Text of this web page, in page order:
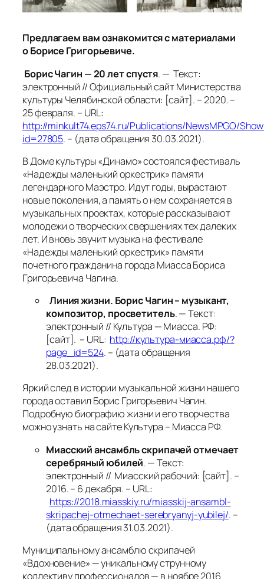
Предлагаем вам ознакомится с материалами
о Борисе Григорьевиче.
Борис Чагин — 20 лет спустя. — Текст:
электронный // Официальный сайт Министерства
культуры Челябинской области: [сайт]. – 2020. –
25 февраля. – URL:
http://minkult74.eps74.ru/Publications/NewsMPGO/
id=27805. – (дата обращения 30.03.2021).
В Доме культуры «Динамо» состоялся фестиваль
«Надежды маленький оркестрик» памяти
легендарного Маэстро. Идут годы, вырастают
новые поколения, а память о нем сохраняется в
музыкальных проектах, которые рассказывают
молодежи о творческих свершениях тех далеких
лет. И вновь звучит музыка на фестивале
«Надежды маленький оркестрик» памяти
почетного гражданина города Миасса Бориса
Григорьевича Чагина.
Линия жизни. Борис Чагин – музыкант,
композитор, просветитель. — Текст:
электронный // Культура — Миасса. РФ:
[сайт]. – URL: http://культура-миасса.рф/?
page_id=524. – (дата обращения
28.03.2021).
Яркий след в истории музыкальной жизни нашего
города оставил Борис Григорьевич Чагин.
Подробную биографию жизни и его творчества
можно узнать на сайте Культура – Миасса РФ.
Миасский ансамбль скрипачей отмечает
серебряный юбилей. — Текст:
электронный // Миасский рабочий: [сайт]. –
2016. – 6 декабря. – URL:
https://2018.miasskiy.ru/miasskij-ansambl-
skripachej-otmechaet-serebryanyj-yubilej/. –
(дата обращения 31.03.2021).
Муниципальному ансамблю скрипачей
«Вдохновение» — уникальному струнному
коллективу профессионалов — в ноябре 2016